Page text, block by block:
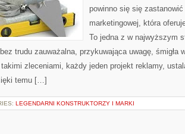
powinno się się
marketingowej, która
To jedna z w najwyższym
trudu zauważalna, przykuwająca uwagę, śmigła
zleceniami, każdy jeden projekt reklamy,
temu […]
LEGENDARNI KONSTRUKTORZY I MARKI